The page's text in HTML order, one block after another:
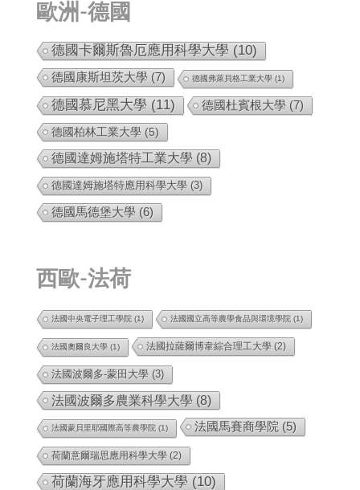
歐洲-德國
德國卡爾斯魯厄應用科學大學 (10)
德國康斯坦茨大學 (7) 德國弗萊貝格工業大學 (1)
德國慕尼黑大學 (11) 德國杜賓根大學 (7)
德國柏林工業大學 (5)
德國達姆施塔特工業大學 (8)
德國達姆施塔特應用科學大學 (3)
德國馬德堡大學 (6)
西歐-法荷
法國中央電子理工學院 (1) 法國國立高等農學食品與環境學院 (1)
法國奧爾良大學 (1) 法國拉薩爾博韋綜合理工大學 (2)
法國波爾多-蒙田大學 (3)
法國波爾多農業科學大學 (8)
法國蒙貝里耶國際高等農學院 (1) 法國馬賽商學院 (5)
荷蘭意爾瑞思應用科學大學 (2)
荷蘭海牙應用科學大學 (10)